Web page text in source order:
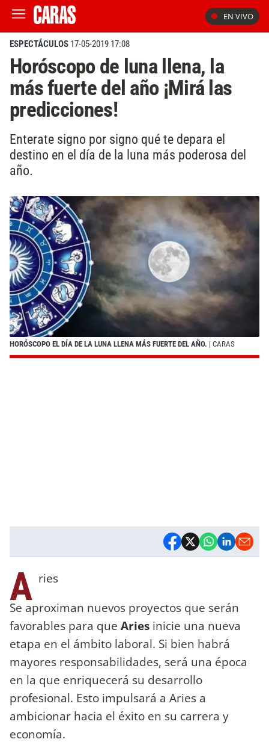
EN VIVO
ESPECTÁCULOS 17-05-2019 17:08
Horóscopo de luna llena, la
más fuerte del año ¡Mirá las
predicciones!
Enterate signo por signo qué te depara el
destino en el día de la luna más poderosa del
año.
HORÓSCOPO EL DÍA DE LA LUNA LLENA MÁS FUERTE DEL AÑO. | CARAS
A ries
Se aproximan nuevos proyectos que serán
favorables para que Aries inicie una nueva
etapa en el ámbito laboral. Si bien habrá
mayores responsabilidades, será una época
en la que enriquecerá su desarrollo
profesional. Esto impulsará a Aries a
ambicionar hacia el éxito en su carrera y
economía.